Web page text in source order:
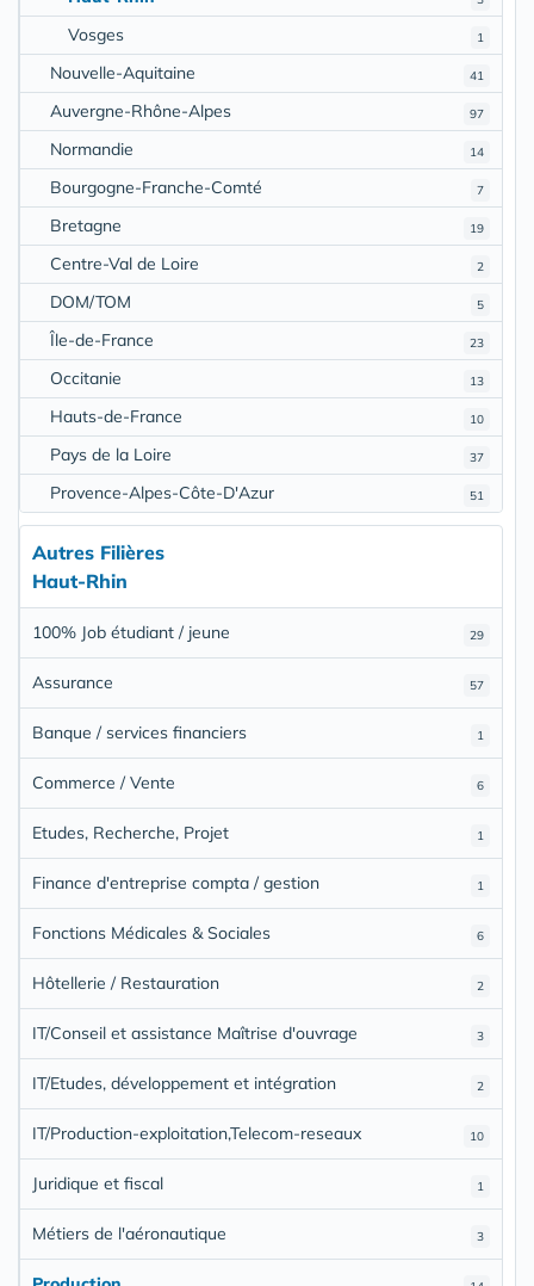
1
Vosges
41
Nouvelle-Aquitaine
97
Auvergne-Rhône-Alpes
14
Normandie
7
Bourgogne-Franche-Comté
19
Bretagne
2
Centre-Val de Loire
5
DOM/TOM
23
Île-de-France
13
Occitanie
10
Hauts-de-France
37
Pays de la Loire
51
Provence-Alpes-Côte-D'Azur
Autres Filières
Haut-Rhin
29
100% Job étudiant / jeune
57
Assurance
1
Banque / services financiers
6
Commerce / Vente
1
Etudes, Recherche, Projet
1
Finance d'entreprise compta / gestion
6
Fonctions Médicales & Sociales
2
Hôtellerie / Restauration
3
IT/Conseil et assistance Maîtrise d'ouvrage
2
IT/Etudes, développement et intégration
10
IT/Production-exploitation,Telecom-reseaux
1
Juridique et fiscal
3
Métiers de l'aéronautique